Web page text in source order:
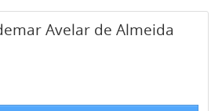
Avelar de Almeida